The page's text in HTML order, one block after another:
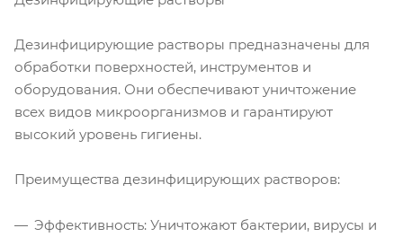
Дезинфицирующие растворы предназначены для
обработки поверхностей, инструментов и
оборудования. Они обеспечивают уничтожение
всех видов микроорганизмов и гарантируют
высокий уровень гигиены.
Преимущества дезинфицирующих растворов:
Эффективность: Уничтожают бактерии, вирусы и